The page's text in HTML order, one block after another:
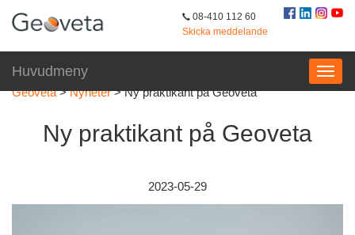
08-410 112 60
Skicka meddelande
Huvudmeny
Geoveta>Nyheter>Ny praktikant på Geoveta
Ny praktikant på Geoveta
2023-05-29